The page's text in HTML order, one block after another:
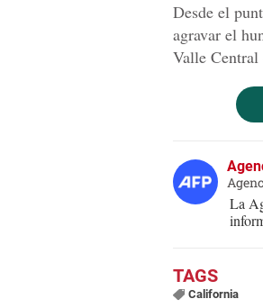
Desde el
agravar el
Valle
La
California